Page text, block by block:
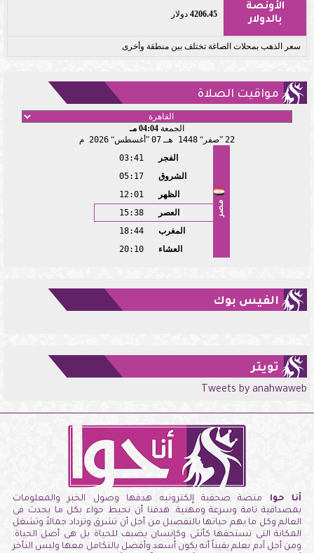
الأونصة
بالدولار
4206.45 دولار
سعر الذهب بمحلات الصاغة تختلف بين منطقة وأخرى
مواقيت الصلاة
الجمعة 04:04 مـ
22
صفر 1448 هـ 07 أغسطس 2026 م
مصر
الفجر
03:41
الشروق
05:17
الظهر
12:01
العصر
15:38
المغرب
18:44
العشاء
20:10
الفيس بوك
تويتر
Tweets by anahwaweb
أنا حوا منصة صحفية إلكترونيه هدفها وصول الخبر والمعلومات
بمصداقية تامة وسرعة ومهنية. هدفنا أن نحيط حواء بكل ما يحدث فى
العالم وكل ما يهم حياتها بالتفصيل من أجل أن تشرق وتزداد جمالاً وتشغل
المكانة التى تستحقها كأنثى وكإنسان يضيف للحياة بل هى أصل الحياة.
ومن أجل آدم يعلم يقيناً أنه يكون أسعد وأفضل بالتكامل معها وليس التأخر